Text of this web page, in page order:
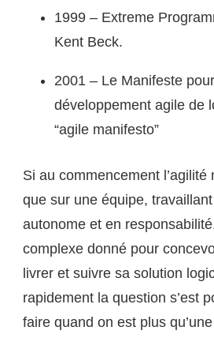
1999 – Extreme
Kent Beck.
2001 – Le Manifeste
développement agile de
“agile manifesto”
Si au commencement
que sur une équipe,
autonome et en
complexe donné pour
livrer et suivre sa solution
rapidement la question s’est
faire quand on est plus